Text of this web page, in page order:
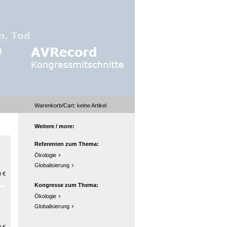
Warenkorb/Cart: keineArtikel
€
Weitere / more:
Referenten zum Thema:
Ökologie
Globalisierung
Kongresse zum Thema:
Ökologie
Globalisierung